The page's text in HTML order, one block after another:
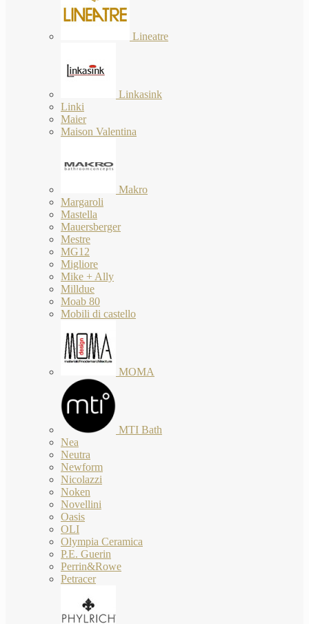
Lineatre
Linkasink
Linki
Maier
Maison Valentina
Makro
Margaroli
Mastella
Mauersberger
Mestre
MG12
Migliore
Mike + Ally
Milldue
Moab 80
Mobili di castello
MOMA
MTI Bath
Nea
Neutra
Newform
Nicolazzi
Noken
Novellini
Oasis
OLI
Olympia Ceramica
P.E. Guerin
Perrin&Rowe
Petracer